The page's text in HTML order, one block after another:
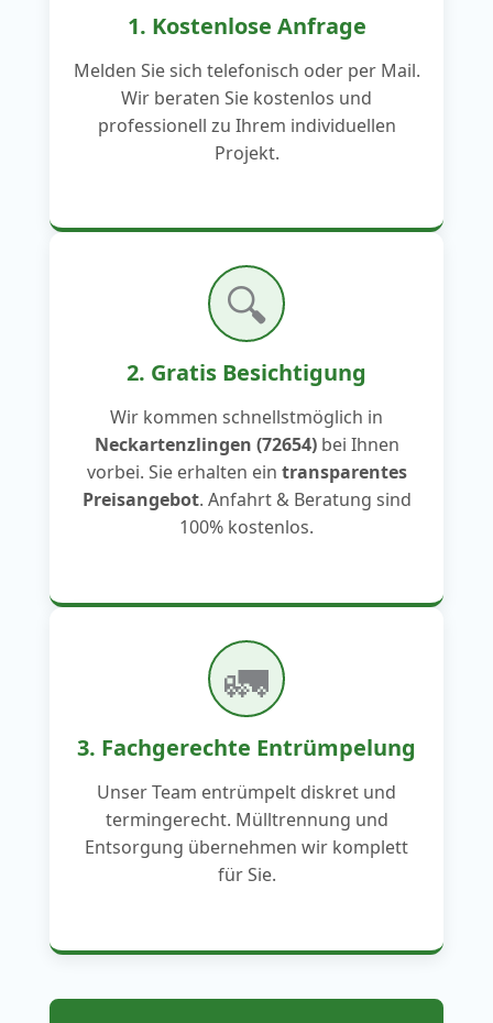
1. Kostenlose Anfrage
Melden Sie sich telefonisch oder per Mail.
Wir beraten Sie kostenlos und
professionell zu Ihrem individuellen
Projekt.
🔍
2. Gratis Besichtigung
Wir kommen schnellstmöglich in
Neckartenzlingen (72654)bei Ihnen
vorbei. Sie erhalten ein transparentes
Preisangebot. Anfahrt & Beratung sind
100% kostenlos.
🚛
3. Fachgerechte Entrümpelung
Unser Team entrümpelt diskret und
termingerecht. Mülltrennung und
Entsorgung übernehmen wir komplett
für Sie.